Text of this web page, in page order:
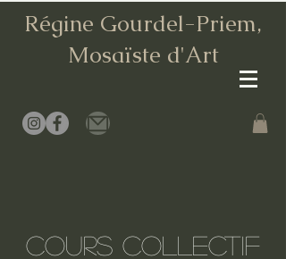
Régine Gourdel-Priem,
Mosaïste d'Art
Cours COLLECTIF